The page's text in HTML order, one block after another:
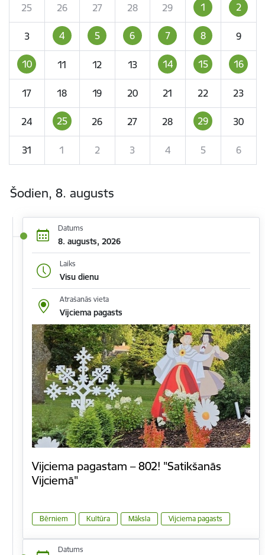
25
26 27 28 29 1 2
3 4 5 6 7 8 9
10 11 12 13 14 15 16
17 18 19 20 21 22 23
24 25 26 27 28 29 30
31 1 2 3 4 5 6
Šodien, 8. augusts
Datums
8. augusts, 2026
Laiks
Visu dienu
Atrašanās vieta
Vijciema pagasts
Vijciema pagastam – 802! "Satikšanās
Vijciemā"
Bērniem Kultūra Māksla Vijciema pagasts
Datums